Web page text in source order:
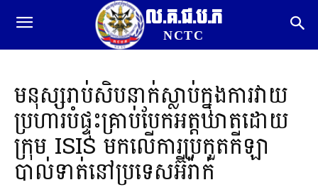
ល.គ.ជ.ប.ភ
NCTC
មនុស្សរាប់សិបនាក់ស្លាប់ក្នុងការវាយ
ប្រហារបំផ្ទុះគ្រាប់បែកអត្តឃាតដោយ
ក្រុម ISIS មកលើការប្រកួតកីឡា
បាល់ទាត់នៅប្រទេសអ៊ីរ៉ាក់